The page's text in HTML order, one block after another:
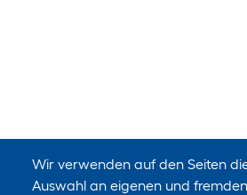
Wir verwenden auf den Seiten
Auswahl an eigenen und